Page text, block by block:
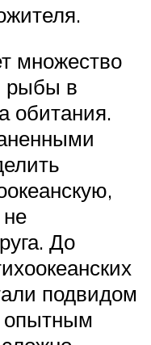
множество
рыбы в
обитания.
До
подвидом
опытным